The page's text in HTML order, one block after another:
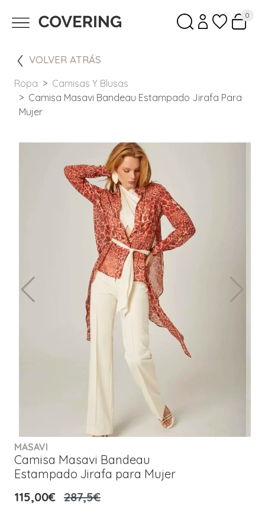
0
VOLVER ATRÁS
Ropa
Camisas Y Blusas
Camisa Masavi Bandeau Estampado Jirafa Para
Mujer
MASAVI
Camisa Masavi Bandeau
Estampado Jirafa para Mujer
115,00€ 287,5€